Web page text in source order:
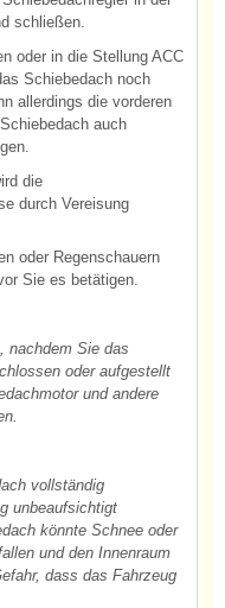
schließen.
oder in die Stellung ACC
Schiebedach noch
allerdings die vorderen
auch
die
durch Vereisung
oder Regenschauern
Sie es betätigen.
nachdem Sie das
oder aufgestellt
und andere
vollständig
unbeaufsichtigt
könnte Schnee oder
und den Innenraum
dass das Fahrzeug